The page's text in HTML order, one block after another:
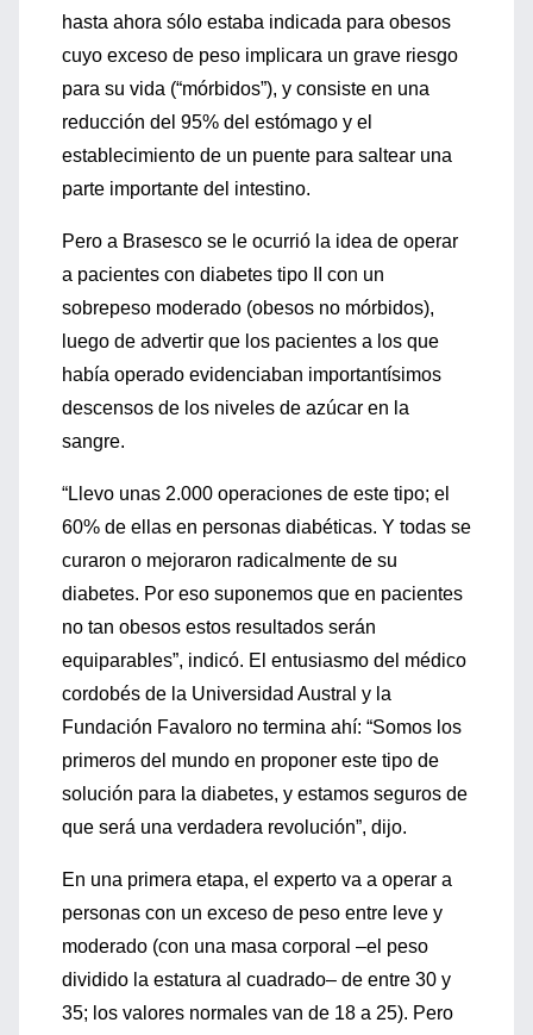
hasta ahora sólo estaba indicada para obesos
cuyo exceso de peso implicara un grave riesgo
para su vida (“mórbidos”), y consiste en una
reducción del 95% del estómago y el
establecimiento de un puente para saltear una
parte importante del intestino.
Pero a Brasesco se le ocurrió la idea de operar
a pacientes con diabetes tipo II con un
sobrepeso moderado (obesos no mórbidos),
luego de advertir que los pacientes a los que
había operado evidenciaban importantísimos
descensos de los niveles de azúcar en la
sangre.
“Llevo unas 2.000 operaciones de este tipo; el
60% de ellas en personas diabéticas. Y todas se
curaron o mejoraron radicalmente de su
diabetes. Por eso suponemos que en pacientes
no tan obesos estos resultados serán
equiparables”, indicó. El entusiasmo del médico
cordobés de la Universidad Austral y la
Fundación Favaloro no termina ahí: “Somos los
primeros del mundo en proponer este tipo de
solución para la diabetes, y estamos seguros de
que será una verdadera revolución”, dijo.
En una primera etapa, el experto va a operar a
personas con un exceso de peso entre leve y
moderado (con una masa corporal –el peso
dividido la estatura al cuadrado– de entre 30 y
35; los valores normales van de 18 a 25). Pero